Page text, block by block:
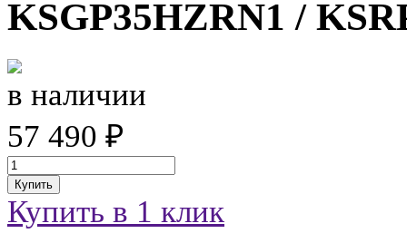
KSGP35HZRN1 /
в наличии
57 490 ₽
Купить
Купить в 1 клик